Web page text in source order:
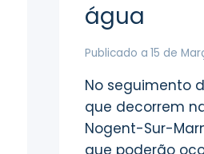
água
Publicado a 15 de
No seguimento
que decorrem
Nogent-Sur-
que poderão